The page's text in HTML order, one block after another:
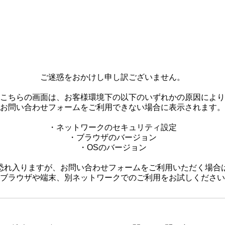
ご迷惑をおかけし申し訳ございません。
こちらの画面は、お客様環境下の以下のいずれかの原因により
お問い合わせフォームをご利用できない場合に表示されます。
・ネットワークのセキュリティ設定
・ブラウザのバージョン
・OSのバージョン
れ入りますが、お問い合わせフォームをご利用いただく場合
ラウザや端末、別ネットワークでのご利用をお試しくださ